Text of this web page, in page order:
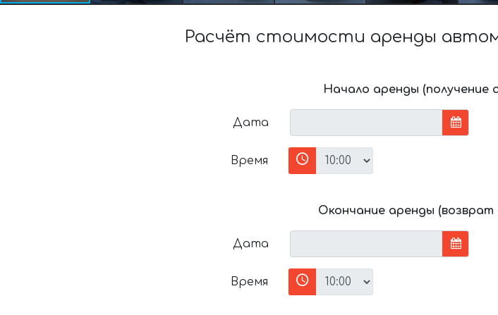
Расчёт стоимости аренды
Начало аренды (получение
Дата
Время
Окончание аренды
Дата
Время